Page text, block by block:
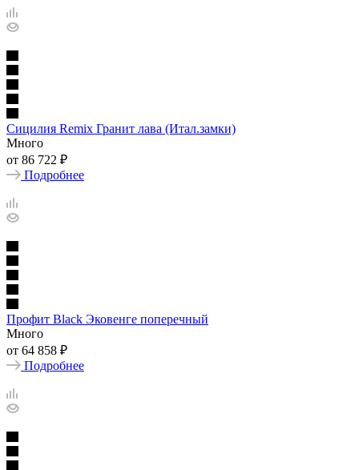
Сицилия Remix Гранит лава (Итал.замки)
Много
от 86 722 ₽
Подробнее
Профит Black Эковенге поперечный
Много
от 64 858 ₽
Подробнее